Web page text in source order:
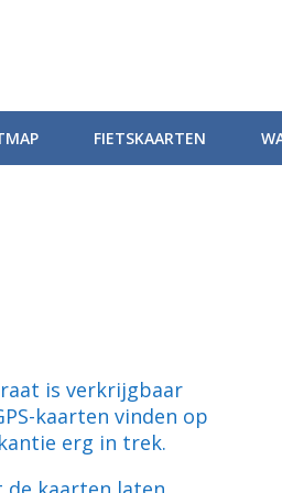
FIETSKAARTEN
is verkrijgbaar
kaarten vinden op
erg in trek.